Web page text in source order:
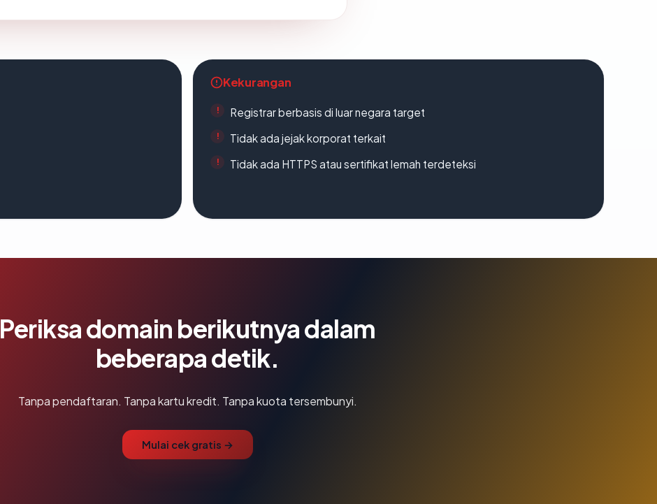
Kekurangan
Registrar berbasis di luar negara target
Tidak ada jejak korporat terkait
Tidak ada HTTPS atau sertifikat lemah terdeteksi
Periksa domain berikutnya dalam
beberapa detik.
Tanpa pendaftaran. Tanpa kartu kredit. Tanpa kuota tersembunyi.
Mulai cek gratis →